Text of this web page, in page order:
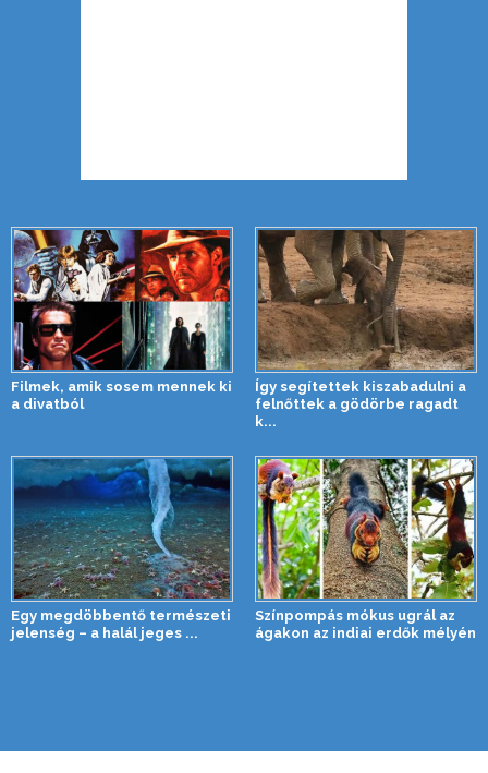
Filmek, amik sosem mennek ki
a divatból
Így segítettek kiszabadulni a
felnőttek a gödörbe ragadt
k...
Egy megdöbbentő természeti
jelenség – a halál jeges ...
Színpompás mókus ugrál az
ágakon az indiai erdők mélyén